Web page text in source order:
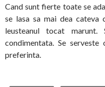
Cand sunt fierte toate se
se lasa sa mai dea
leusteanul tocat
condimentata. Se
preferinta.